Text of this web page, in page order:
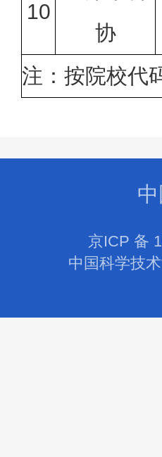
10
协
注：按院校代
京ICP 备
中国科学技